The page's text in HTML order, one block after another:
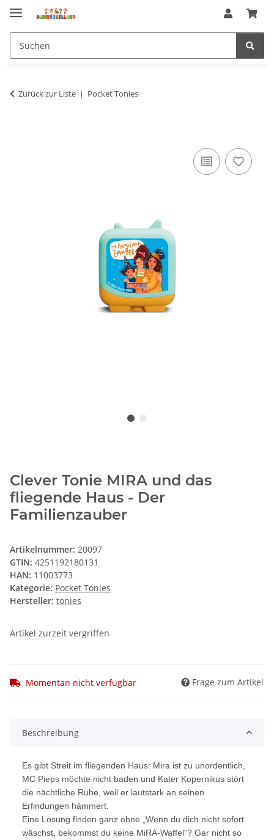
Zurück zur Liste Pocket Tonies
Clever Tonie MIRA und das
fliegende Haus - Der
Familienzauber
Artikelnummer: 20097
GTIN: 4251192180131
HAN: 11003773
Kategorie: Pocket Tonies
Hersteller: tonies
Artikel zurzeit vergriffen
Momentan nicht verfügbar Frage zum Artikel
Beschreibung
Es gibt Streit im fliegenden Haus: Mira ist zu unordentlich,
MC Pieps möchte nicht baden und Kater Kopernikus stört
die nächtliche Ruhe, weil er lautstark an seinen
Erfindungen hämmert.
Eine Lösung finden ganz ohne „Wenn du dich nicht sofort
wäschst, bekommst du keine MiRA-Waffel“? Gar nicht so